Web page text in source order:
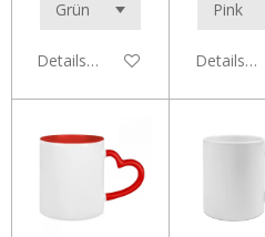
Details anzeigen Details